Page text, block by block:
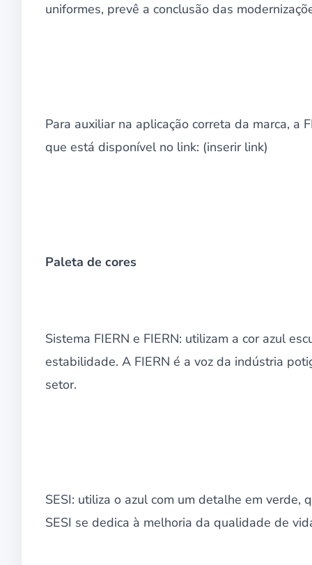
uniformes, prevê a conclusão das
Para auxiliar na aplicação correta da marca, a
que está disponível no link: (inserir link)
Paleta de cores
Sistema FIERN e FIERN: utilizam a cor azul
estabilidade. A FIERN é a voz da indústria
setor.
SESI: utiliza o azul com um detalhe em
SESI se dedica à melhoria da qualidade de